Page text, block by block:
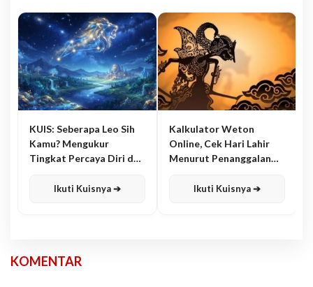
KUIS: Seberapa Leo Sih
Kamu? Mengukur
Tingkat Percaya Diri dan
Ikuti Kuisnya ➔
Kalkulator Weton
Online, Cek Hari Lahir
Menurut Penanggalan
Ikuti Kuisnya ➔
KOMENTAR